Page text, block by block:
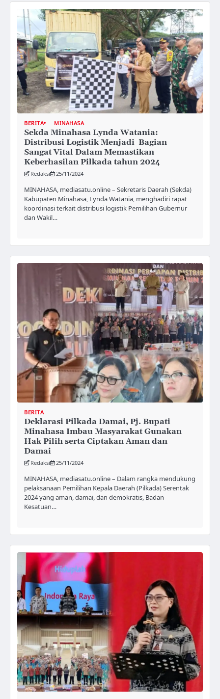
BERITA MINAHASA
Sekda Minahasa Lynda Watania:
Distribusi Logistik Menjadi Bagian
Sangat Vital Dalam Memastikan
Keberhasilan Pilkada tahun 2024
Redaksi 25/11/2024
MINAHASA, mediasatu.online – Sekretaris Daerah (Sekda)
Kabupaten Minahasa, Lynda Watania, menghadiri rapat
koordinasi terkait distribusi logistik Pemilihan Gubernur
dan Wakil…
BERITA
Deklarasi Pilkada Damai, Pj. Bupati
Minahasa Imbau Masyarakat Gunakan
Hak Pilih serta Ciptakan Aman dan
Damai
Redaksi 25/11/2024
MINAHASA, mediasatu.online – Dalam rangka mendukung
pelaksanaan Pemilihan Kepala Daerah (Pilkada) Serentak
2024 yang aman, damai, dan demokratis, Badan
Kesatuan…